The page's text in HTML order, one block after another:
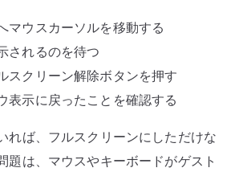
マウスカーソルを移動する
されるのを待つ
スクリーン解除ボタンを押す
表示に戻ったことを確認する
れば、フルスクリーンにしただけな
題は、マウスやキーボードがゲスト